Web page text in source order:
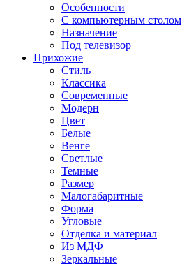
Особенности
С компьютерным столом
Назначение
Под телевизор
Прихожие
Стиль
Классика
Современные
Модерн
Цвет
Белые
Венге
Светлые
Темные
Размер
Малогабаритные
Форма
Угловые
Отделка и материал
Из МДФ
Зеркальные